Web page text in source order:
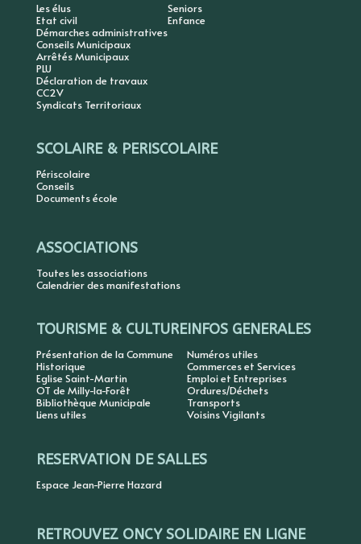
Les élus
Etat civil
Démarches administratives
Conseils Municipaux
Arrêtés Municipaux
PLU
Déclaration de travaux
CC2V
Syndicats Territoriaux
Seniors
Enfance
SCOLAIRE & PERISCOLAIRE
Périscolaire
Conseils
Documents école
ASSOCIATIONS
Toutes les associations
Calendrier des manifestations
TOURISME & CULTURE
Présentation de la Commune
Historique
Eglise Saint-Martin
OT de Milly-la-Forêt
Bibliothèque Municipale
Liens utiles
INFOS GENERALES
Numéros utiles
Commerces et Services
Emploi et Entreprises
Ordures/Déchets
Transports
Voisins Vigilants
RESERVATION DE SALLES
Espace Jean-Pierre Hazard
RETROUVEZ ONCY SOLIDAIRE EN LIGNE